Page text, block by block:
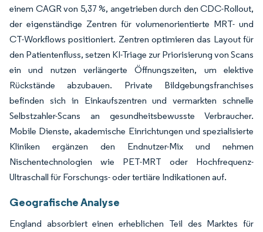
einem CAGR von 5,37 %, angetrieben durch den CDC-Rollout,
der eigenständige Zentren für volumenorientierte MRT- und
CT-Workflows positioniert. Zentren optimieren das Layout für
den Patientenfluss, setzen KI-Triage zur Priorisierung von Scans
ein und nutzen verlängerte Öffnungszeiten, um elektive
Rückstände abzubauen. Private Bildgebungsfranchises
befinden sich in Einkaufszentren und vermarkten schnelle
Selbstzahler-Scans an gesundheitsbewusste Verbraucher.
Mobile Dienste, akademische Einrichtungen und spezialisierte
Kliniken ergänzen den Endnutzer-Mix und nehmen
Nischentechnologien wie PET-MRT oder Hochfrequenz-
Ultraschall für Forschungs- oder tertiäre Indikationen auf.
Geografische Analyse
England absorbiert einen erheblichen Teil des Marktes für